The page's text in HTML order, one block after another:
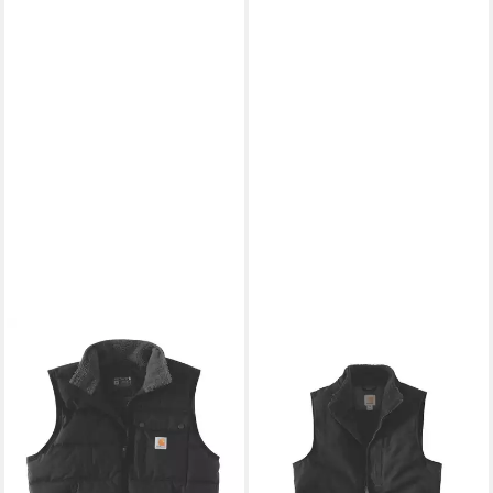
Arbeitsweste Carhartt
Montana Weste
ab 97,29 € UVP
-25%